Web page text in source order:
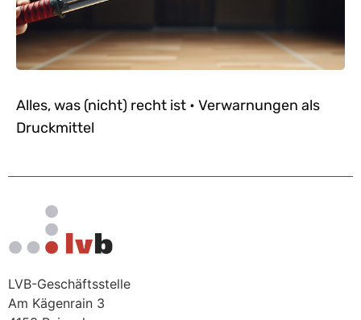
Alles, was (nicht) recht ist • Verwarnungen als
Druckmittel
LVB-Geschäftsstelle
Am Kägenrain 3